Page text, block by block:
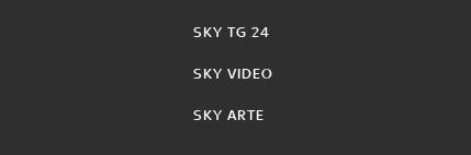
SKY TG 24
SKY VIDEO
SKY ARTE